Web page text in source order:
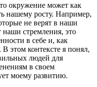
окружение может как
нашему росту. Например,
не верят в наши
стремления, это
в себе и, как
В этом контексте я понял,
людей для
в своем
моему развитию.